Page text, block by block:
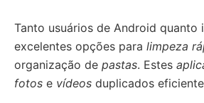
Tanto usuários de Android quanto
excelentes opções para limpeza
organização de pastas. Estes
fotos e vídeos duplicados